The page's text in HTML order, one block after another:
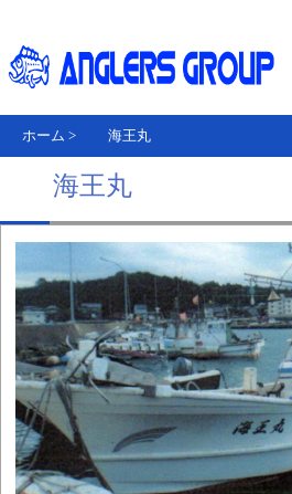
ホーム > 海王丸
海王丸